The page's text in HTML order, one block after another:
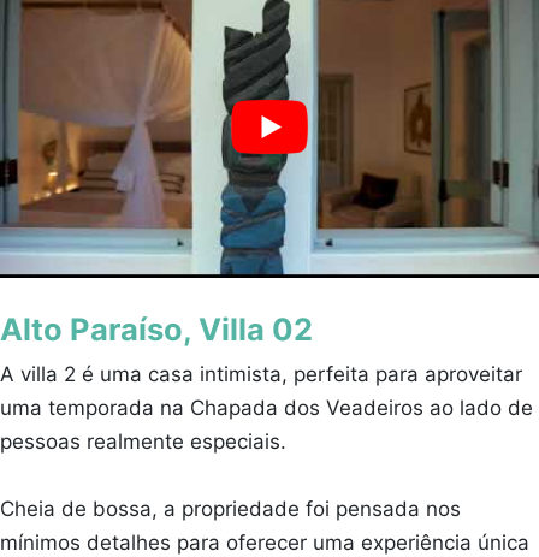
Alto Paraíso, Villa 02
A villa 2 é uma casa intimista, perfeita para aproveitar
uma temporada na Chapada dos Veadeiros ao lado de
pessoas realmente especiais.
Cheia de bossa, a propriedade foi pensada nos
mínimos detalhes para oferecer uma experiência única